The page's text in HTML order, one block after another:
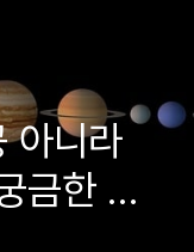
아니라
금한 당